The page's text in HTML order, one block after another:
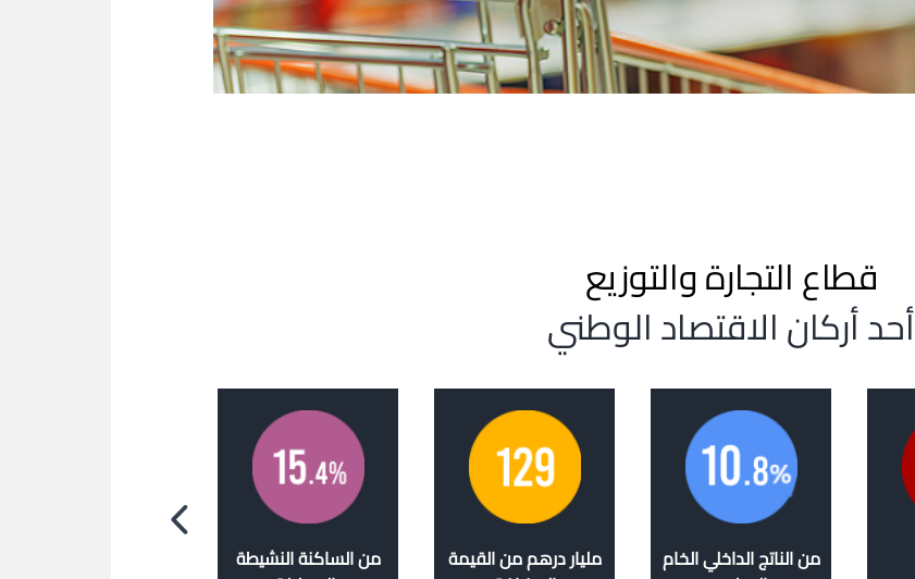
قطاع التجارة والتوزيع
أحد أركان الاقتصاد الوطني
من الساكنة النشيطة
مليار درهم من القيمة
من الناتج الداخلي الخام